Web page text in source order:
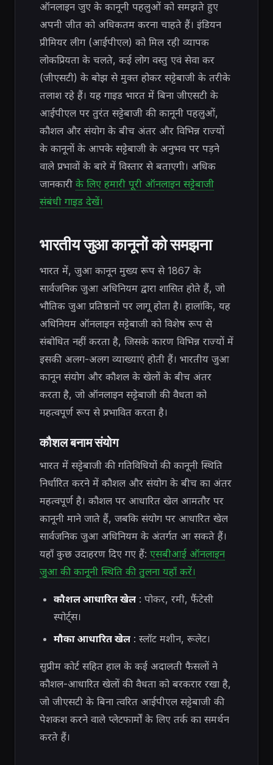
ऑनलाइन जुए के कानूनी पहलुओं को समझते हुए
अपनी जीत को अधिकतम करना चाहते हैं। इंडियन
प्रीमियर लीग (आईपीएल) को मिल रही व्यापक
लोकप्रियता के चलते, कई लोग वस्तु एवं सेवा कर
(जीएसटी) के बोझ से मुक्त होकर सट्टेबाजी के तरीके
तलाश रहे हैं। यह गाइड भारत में बिना जीएसटी के
आईपीएल पर तुरंत सट्टेबाजी की कानूनी पहलुओं,
कौशल और संयोग के बीच अंतर और विभिन्न राज्यों
के कानूनों के आपके सट्टेबाजी के अनुभव पर पड़ने
वाले प्रभावों के बारे में विस्तार से बताएगी। अधिक
जानकारी के लिए हमारी पूरी ऑनलाइन सट्टेबाजी
संबंधी गाइड देखें।
भारतीय जुआ कानूनों को समझना
भारत में, जुआ कानून मुख्य रूप से 1867 के
सार्वजनिक जुआ अधिनियम द्वारा शासित होते हैं, जो
भौतिक जुआ प्रतिष्ठानों पर लागू होता है। हालांकि, यह
अधिनियम ऑनलाइन सट्टेबाजी को विशेष रूप से
संबोधित नहीं करता है, जिसके कारण विभिन्न राज्यों में
इसकी अलग-अलग व्याख्याएं होती हैं। भारतीय जुआ
कानून संयोग और कौशल के खेलों के बीच अंतर
करता है, जो ऑनलाइन सट्टेबाजी की वैधता को
महत्वपूर्ण रूप से प्रभावित करता है।
कौशल बनाम संयोग
भारत में सट्टेबाजी की गतिविधियों की कानूनी स्थिति
निर्धारित करने में कौशल और संयोग के बीच का अंतर
महत्वपूर्ण है। कौशल पर आधारित खेल आमतौर पर
कानूनी माने जाते हैं, जबकि संयोग पर आधारित खेल
सार्वजनिक जुआ अधिनियम के अंतर्गत आ सकते हैं।
यहाँ कुछ उदाहरण दिए गए हैं: एसबीआई ऑनलाइन
जुआ की कानूनी स्थिति की तुलना यहाँ करें।
कौशल आधारित खेल: पोकर, रमी, फैंटेसी
स्पोर्ट्स।
मौका आधारित खेल: स्लॉट मशीन, रूलेट।
सुप्रीम कोर्ट सहित हाल के कई अदालती फैसलों ने
कौशल-आधारित खेलों की वैधता को बरकरार रखा है,
जो जीएसटी के बिना त्वरित आईपीएल सट्टेबाजी की
पेशकश करने वाले प्लेटफार्मों के लिए तर्क का समर्थन
करते हैं।